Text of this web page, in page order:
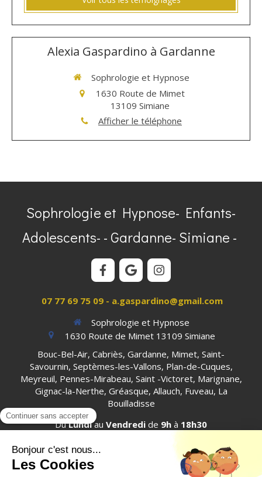
Alexia Gaspardino à Gardanne
Sophrologie et Hypnose
1630 Route de Mimet
13109 Simiane
Afficher le téléphone
Sophrologie et Hypnose- Enfants-
Adolescents- - Gardanne- Simiane -
07 77 69 75 09 - a.gaspardino@gmail.com
Sophrologie et Hypnose
1630 Route de Mimet 13109 Simiane
Bouc-Bel-Air, Cabriès, Gardanne, Mimet, Saint-
Savournin, Septèmes-les-Vallons, Plan-de-Cuques,
Meyreuil, Pennes-Mirabeau, Saint -Victoret, Marignane,
Gignac-la-Nerthe, Gréasque, Allauch, Fuveau, La
Bouilladisse
DuLundiau Vendredi de 9h à 18h30
Plan du site